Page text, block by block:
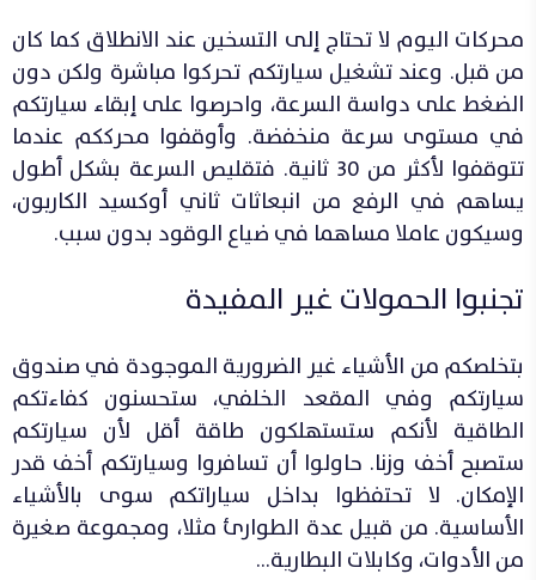
محركات اليوم لا تحتاج إلى التسخين عند الانطلاق كما كان
من قبل. وعند تشغيل سيارتكم تحركوا مباشرة ولكن دون
الضغط على دواسة السرعة، واحرصوا على إبقاء سيارتكم
في مستوى سرعة منخفضة. وأوقفوا محرككم عندما
تتوقفوا لأكثر من 30 ثانية. فتقليص السرعة بشكل أطول
يساهم في الرفع من انبعاثات ثاني أوكسيد الكاربون،
وسيكون عاملا مساهما في ضياع الوقود بدون سبب.
تجنبوا الحمولات غير المفيدة
بتخلصكم من الأشياء غير الضرورية الموجودة في صندوق
سيارتكم وفي المقعد الخلفي، ستحسنون كفاءتكم
الطاقية لأنكم ستستهلكون طاقة أقل لأن سيارتكم
ستصبح أخف وزنا. حاولوا أن تسافروا وسيارتكم أخف قدر
الإمكان. لا تحتفظوا بداخل سياراتكم سوى بالأشياء
الأساسية. من قبيل عدة الطوارئ مثلا، ومجموعة صغيرة
من الأدوات، وكابلات البطارية…